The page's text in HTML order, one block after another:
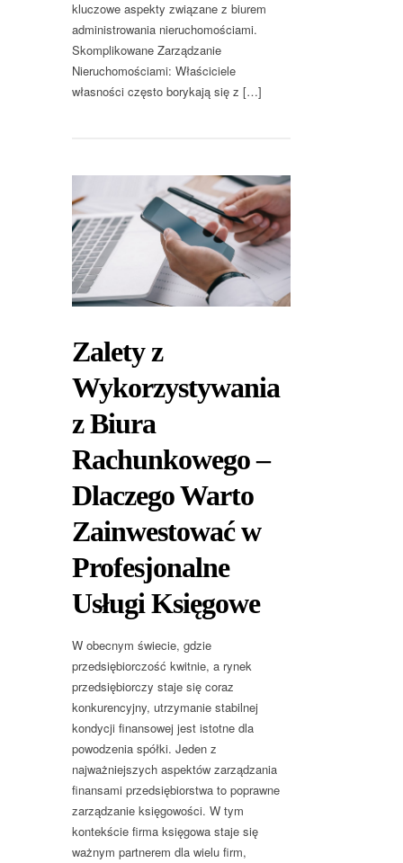
kluczowe aspekty związane z biurem
administrowania nieruchomościami.
Skomplikowane Zarządzanie
Nieruchomościami: Właściciele
własności często borykają się z […]
Zalety z
Wykorzystywania
z Biura
Rachunkowego –
Dlaczego Warto
Zainwestować w
Profesjonalne
Usługi Księgowe
W obecnym świecie, gdzie
przedsiębiorczość kwitnie, a rynek
przedsiębiorczy staje się coraz
konkurencyjny, utrzymanie stabilnej
kondycji finansowej jest istotne dla
powodzenia spółki. Jeden z
najważniejszych aspektów zarządzania
finansami przedsiębiorstwa to poprawne
zarządzanie księgowości. W tym
kontekście firma księgowa staje się
ważnym partnerem dla wielu firm,